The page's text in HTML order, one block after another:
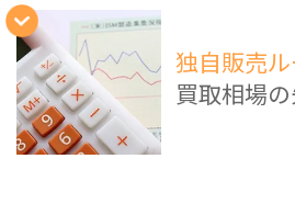
独自販売
買取相場の